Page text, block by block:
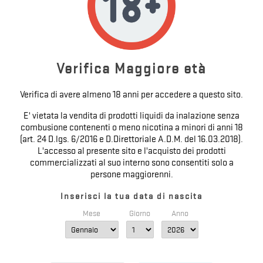
DUBAI CHOCOLATE LOTUS - HISTORY
MOD - AROMA 20ML SHOT
Prezzo
13,96 €

Verifica Maggiore età
Verifica di avere almeno 18 anni per accedere a questo sito.
E' vietata la vendita di prodotti liquidi da inalazione senza
combusione contenenti o meno nicotina a minori di anni 18
(art. 24 D.lgs. 6/2016 e D.Direttoriale A.D.M. del 16.03.2018).
L'accesso al presente sito e l'acquisto dei prodotti
commercializzati al suo interno sono consentiti solo a
persone maggiorenni.
Inserisci la tua data di nascita
Mese Giorno Anno